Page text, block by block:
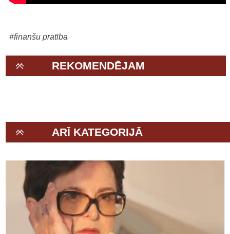
#finanšu pratība
REKOMENDĒJAM
ARĪ KATEGORIJĀ